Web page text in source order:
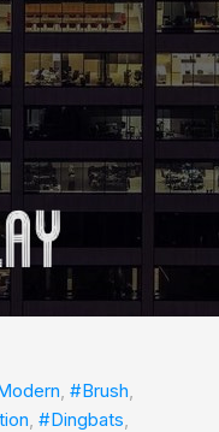
,#Brush,
,#Dingbats,